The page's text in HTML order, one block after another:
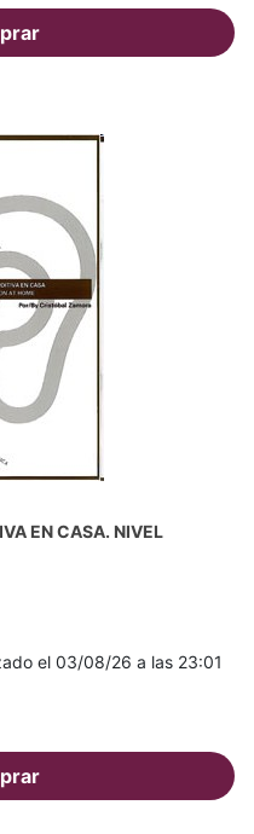
EN CASA. NIVEL
el 03/08/26 a las 23:01